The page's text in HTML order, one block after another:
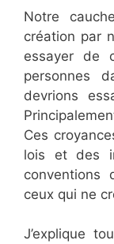
Notre
création par
essayer de
personnes
devrions
Ces
lois et des
conventions
ceux qui ne
J’explique